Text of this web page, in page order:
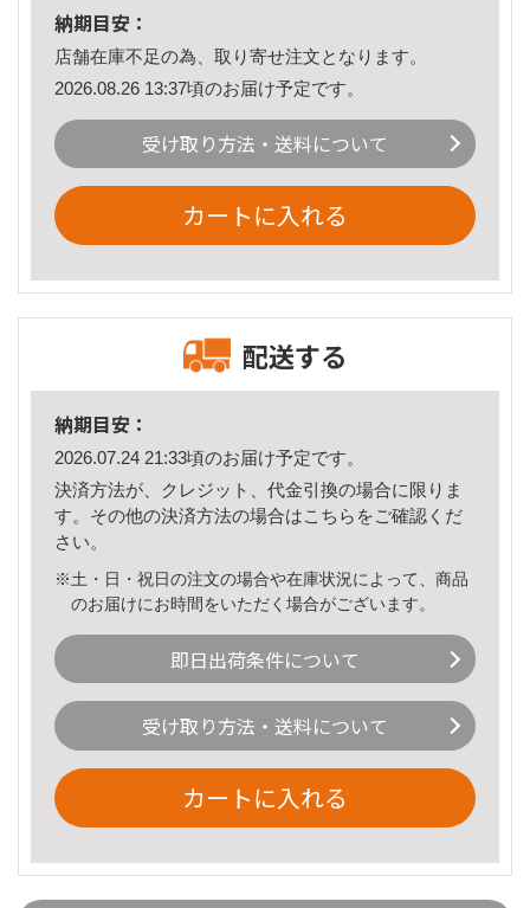
納期目安：
店舗在庫不足の為、取り寄せ注文となります。
2026.08.26 13:37頃のお届け予定です。
受け取り方法・送料について
カートに入れる
配送する
納期目安：
2026.07.24 21:33頃のお届け予定です。
決済方法が、クレジット、代金引換の場合に限りま
す。その他の決済方法の場合はこちら をご確認くだ
さい。
※土・日・祝日の注文の場合や在庫状況によって、商品
のお届けにお時間をいただく場合がございます。
即日出荷条件について
受け取り方法・送料について
カートに入れる